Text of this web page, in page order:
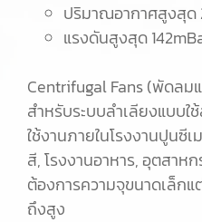
ปริมาณอากาศสูงสุด
แรงดันสูงสุด
Centrifugal Fans (พัดลม
สำหรับระบบลำเลียงแบบใ
ใช้งานภายในโรงงานปูนซี
สี, โรงงานอาหาร, อุตสาห
ต้องการความจุขนาดเล็ก
ถึงสูง